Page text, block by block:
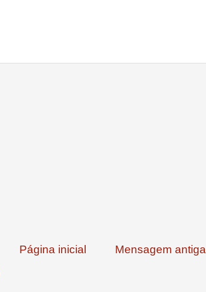
Mensagem antiga
Página inicial